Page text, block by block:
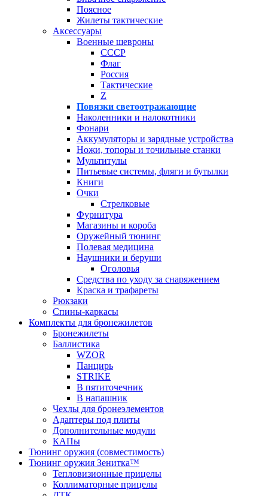
Поясное
Жилеты тактические
Аксессуары
Военные шевроны
СССР
Флаг
Россия
Тактические
Z
Повязки светоотражающие
Наколенники и налокотники
Фонари
Аккумуляторы и зарядные устройства
Ножи, топоры и точильные станки
Мультитулы
Питьевые системы, фляги и бутылки
Книги
Очки
Стрелковые
Фурнитура
Магазины и короба
Оружейный тюнинг
Полевая медицина
Наушники и беруши
Оголовья
Средства по уходу за снаряжением
Краска и трафареты
Рюкзаки
Спины-каркасы
Комплекты для бронежилетов
Бронежилеты
Баллистика
WZOR
Панцирь
STRIKE
В пятиточечник
В напашник
Чехлы для бронеэлементов
Адаптеры под плиты
Дополнительные модули
КАПы
Тюнинг оружия (совместимость)
Тюнинг оружия Зенитка™
Тепловизионные прицелы
Коллиматорные прицелы